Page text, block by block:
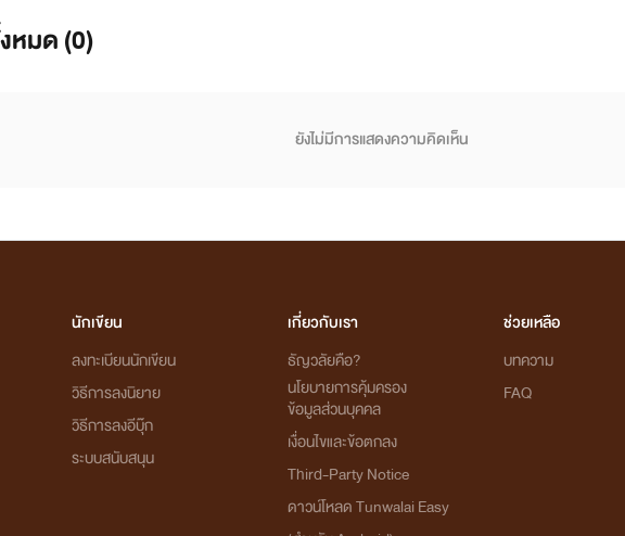
(เรื่องนี้แนวฟีลกู๊ด+อีโรติก ไม่ดึงดราม่าน๊า)
พัลวัน ของ เบญญาภาและคิณณ์ณภัทร ในเรื่อง'ขอให้รัก เป็นเหมือนดั่งวันแรกเจอ' เมื่อไรท์เขียนเรื่องฟีลกู้ดมามาก แต่สิ่งที่ประสบพ
✌🙏
ารเขียนนิยายของไรท์(นับคร่าวๆ) แต่เดิมก็พอจะมีความสามารถในด้านการเขียนอยู่บ้าง แต่ไม่เคยลองเขียนนิยาย เคยหาอ่านและศึกษ
อแนวอื่นเพื่อทำรายงานส่งอาจารย์แท้ๆ) แต่ทั้งนี้ จุดเริ่มต้นก็คือการเริ่มจริงๆ รวมถึงประสบการณ์การอ่านที่สั่งสมมา และประสบการ
หมด (0)
ยังไม่มีการแสดงความคิดเห็น
นักเขียน
ลงทะเบียนนักเขียน
วิธีการลงนิยาย
วิธีการลงอีบุ๊ก
ระบบสนับสนุน
เกี่ยวกับเรา
ธัญวลัยคือ?
นโยบายการคุ้มครอง
ข้อมูลส่วนบุคคล
เงื่อนไขและข้อตกลง
Third-Party Notice
ดาวน์โหลด Tunwalai Easy
ช่วยเหลือ
บทความ
FAQ